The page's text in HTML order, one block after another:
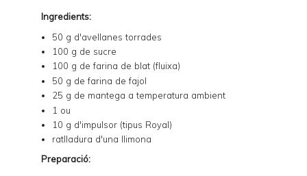
Ingredients:
50 g d'avellanes torrades
100 g de sucre
100 g de farina de blat (fluixa)
50 g de farina de fajol
25 g de mantega a temperatura ambient
1 ou
10 g d'impulsor (tipus Royal)
ratlladura d'una llimona
Preparació: